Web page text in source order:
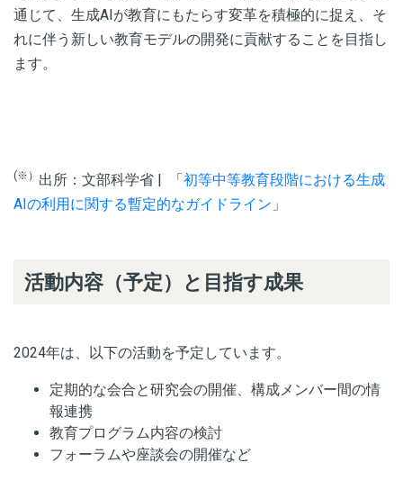
通じて、生成AIが教育にもたらす変革を積極的に捉え、そ
れに伴う新しい教育モデルの開発に貢献することを目指し
ます。
(※） 出所：文部科学省 | 「初等中等教育段階における生成
AIの利用に関する暫定的なガイドライン 」
活動内容（予定）と目指す成果
2024年は、以下の活動を予定しています。
定期的な会合と研究会の開催、構成メンバー間の情
報連携
教育プログラム内容の検討
フォーラムや座談会の開催など